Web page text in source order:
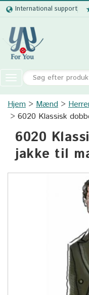
International support
Kvinder
Toggle
navigation
Hjem Mænd
6020 Klassisk
6020
jakke til